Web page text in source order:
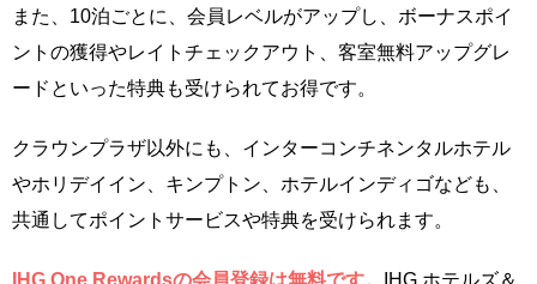
また、10泊ごとに、会員レベルがアップし、ボーナスポイ
ントの獲得やレイトチェックアウト、客室無料アップグレ
ードといった特典も受けられてお得です。
クラウンプラザ以外にも、インターコンチネンタルホテル
やホリデイイン、キンプトン、ホテルインディゴなども、
共通してポイントサービスや特典を受けられます。